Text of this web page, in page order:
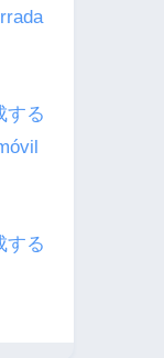
する
する